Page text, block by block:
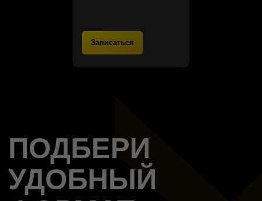
Записаться
для коммерческих предложений
octagon.fit@gmail.com
+7 (967) 555-43-97 Заказать звонок